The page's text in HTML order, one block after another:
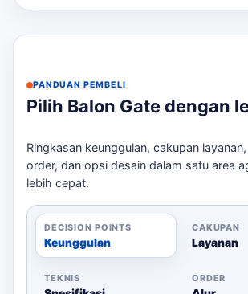
Pastikan lokasi pemasangan
listrik.
Konfirmasi waktu pengiriman dan
Siapkan file desain logo dalam
sesuai.
Hubungi kami untuk mendapatkan
konsultasi lebih lanjut. Untuk
masih berdekatan, pembuatan balon
Depokbisa menjadi rujukan sebelum
PANDUAN PEMBELI
Pilih Balon Gate dengan
Ringkasan keunggulan, cakupan
order, dan opsi desain dalam satu area
lebih cepat.
DECISION POINTS
Keunggulan
CAKUPAN
Layanan
TEKNIS ORDER